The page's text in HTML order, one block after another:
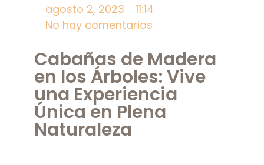
agosto 2, 2023
11:14
No hay comentarios
Cabañas de Madera
en los Árboles: Vive
una Experiencia
Única en Plena
Naturaleza